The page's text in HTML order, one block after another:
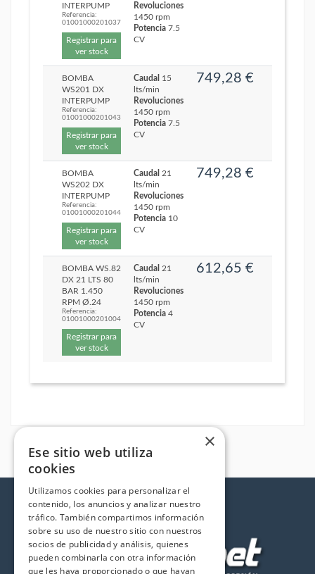
INTERPUMP
Referencia:
01001000201037
Registrar para
ver stock
Revoluciones
1450 rpm
Potencia 7.5
CV
BOMBA
WS201 DX
INTERPUMP
Referencia:
01001000201043
Registrar para
ver stock
Caudal 15
lts/min
Revoluciones
1450 rpm
Potencia 7.5
CV
749,28 €
BOMBA
WS202 DX
INTERPUMP
Referencia:
01001000201044
Registrar para
ver stock
Caudal 21
lts/min
Revoluciones
1450 rpm
Potencia 10
CV
749,28 €
BOMBA WS.82
DX 21 LTS 80
BAR 1.450
RPM Ø.24
Referencia:
01001000201004
Registrar para
ver stock
Caudal 21
lts/min
Revoluciones
1450 rpm
Potencia 4
CV
612,65 €
×
Ese sitio web utiliza
cookies
Utilizamos cookies para personalizar el
contenido, los anuncios y analizar nuestro
tráfico. También compartimos información
sobre su uso de nuestro sitio con nuestros
socios de publicidad y análisis, quienes
pueden combinarla con otra información
que les haya proporcionado o que hayan